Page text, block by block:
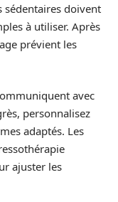
sédentaires doivent
à utiliser. Après
prévient les
avec
personnalisez
adaptés. Les
ajuster les